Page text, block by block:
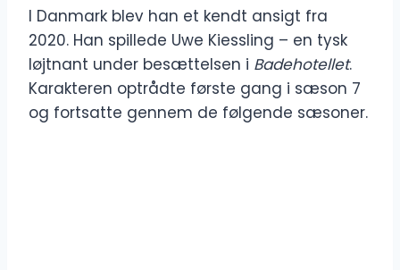
I Danmark blev han et kendt ansigt fra
2020. Han spillede Uwe Kiessling – en tysk
løjtnant under besættelsen i Badehotellet.
Karakteren optrådte første gang i sæson 7
og fortsatte gennem de følgende sæsoner.